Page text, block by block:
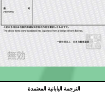
الترجمة اليابانية المعتمدة